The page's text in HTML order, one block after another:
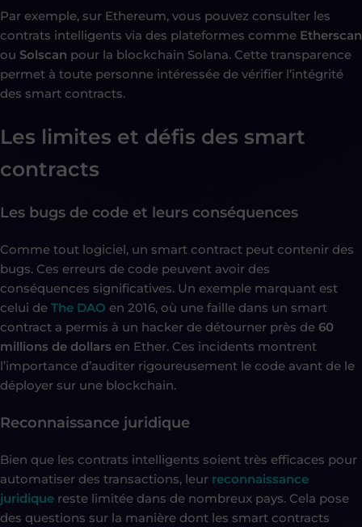
Par exemple, sur Ethereum, vous pouvez consulter les
contrats intelligents via des plateformes comme Etherscan
ou Solscan pour la blockchain Solana. Cette transparence
permet à toute personne intéressée de vérifier l’intégrité
des smart contracts.
Les limites et défis des smart
contracts
Les bugs de code et leurs conséquences
Comme tout logiciel, un smart contract peut contenir des
bugs. Ces erreurs de code peuvent avoir des
conséquences significatives. Un exemple marquant est
celui de The DAO en 2016, où une faille dans un smart
contract a permis à un hacker de détourner près de 60
millions de dollars en Ether. Ces incidents montrent
l’importance d’auditer rigoureusement le code avant de le
déployer sur une blockchain.
Reconnaissance juridique
Bien que les contrats intelligents soient très efficaces pour
automatiser des transactions, leur reconnaissance
juridique reste limitée dans de nombreux pays. Cela pose
des questions sur la manière dont les smart contracts